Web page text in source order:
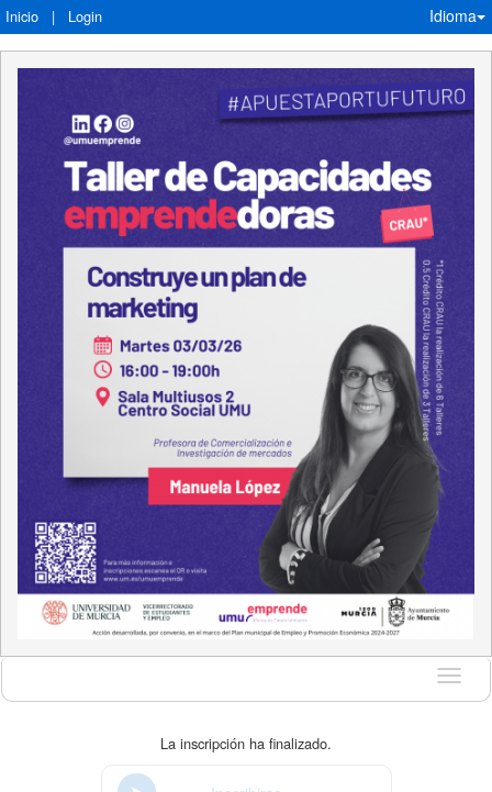
Inicio | Login Idioma
Idioma
La inscripción ha finalizado.